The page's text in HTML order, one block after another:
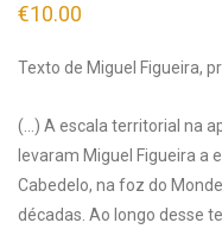
€10.00
Texto de Miguel Figueira,
(…) A escala territorial na
levaram Miguel Figueira a
Cabedelo, na foz do
décadas. Ao longo desse